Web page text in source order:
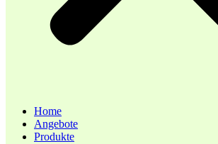
Home
Angebote
Produkte